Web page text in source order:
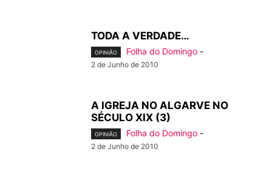
TODA A VERDADE…
OPINIÃO Folha do Domingo -
2 de Junho de 2010
A IGREJA NO ALGARVE NO
SÉCULO XIX (3)
OPINIÃO Folha do Domingo -
2 de Junho de 2010